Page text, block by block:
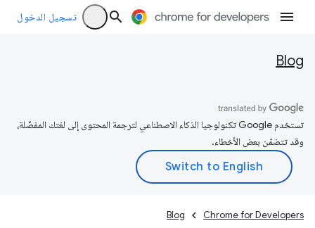
تسجيل الدخول
Blog
تستخدم Google تكنولوجيا الذكاء الاصطناعي لترجمة المحتوى إلى لغتك المفضّلة،
وقد تتضمّن بعض الأخطاء.
Chrome for Developers
Blog